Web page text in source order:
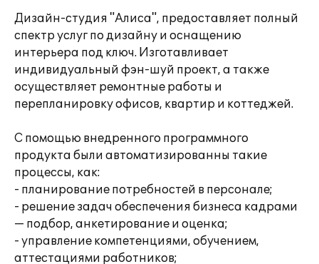
Дизайн-студия "Алиса", предоставляет полный
спектр услуг по дизайну и оснащению
интерьера под ключ. Изготавливает
индивидуальный фэн-шуй проект, а также
осуществляет ремонтные работы и
перепланировку офисов, квартир и коттеджей.
С помощью внедренного программного
продукта были автоматизированны такие
процессы, как:
- планирование потребностей в персонале;
- решение задач обеспечения бизнеса кадрами
— подбор, анкетирование и оценка;
- управление компетенциями, обучением,
аттестациями работников;